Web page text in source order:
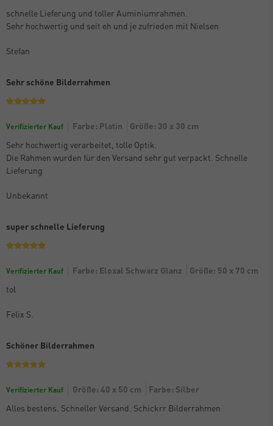
schnelle Lieferung und toller Auminiumrahmen.
Sehr hochwertig und seit eh und je zufrieden mit Nielsen
Stefan
Sehr schöne Bilderrahmen
Verifizierter Kauf Farbe: Platin
Größe: 30 x 30 cm
Sehr hochwertig verarbeitet, tolle Optik.
Die Rahmen wurden für den Versand sehr gut verpackt. Schnelle
Lieferung
Unbekannt
super schnelle Lieferung
Verifizierter Kauf Farbe: Eloxal Schwarz Glanz
Größe: 50 x 70 cm
tol
Felix S.
Schöner Bilderrahmen
Verifizierter Kauf Größe: 40 x 50 cm
Farbe: Silber
Alles bestens. Schneller Versand. Schickrr Bilderrahmen